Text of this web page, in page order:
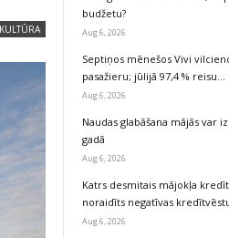
KULTŪRA
budžetu?
Aug 6, 2026
Septiņos mēnešos Vivi
pasažieru; jūlijā 97,4 % reisu…
Aug 6, 2026
Naudas glabāšana mājās var
gadā
Aug 6, 2026
Katrs desmitais mājokļa
noraidīts negatīvas
Aug 6, 2026